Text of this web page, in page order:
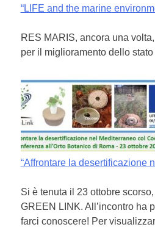
“LIFE and the marine
RES MARIS, ancora una
per il miglioramento dello
“Affrontare la desertificazione
Si è tenuta il 23 ottobre
GREEN LINK. All’incontro ha
farci conoscere! Per